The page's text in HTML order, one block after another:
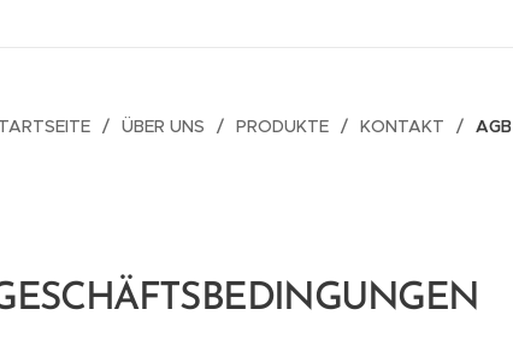
ÜBER UNS PRODUKTE KONTAKT AGB